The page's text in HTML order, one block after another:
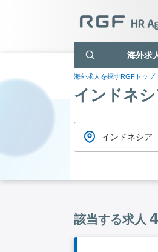
海外求
海外求人を探すRGFトップ
インドネ
インドネシア
該当する求人 4